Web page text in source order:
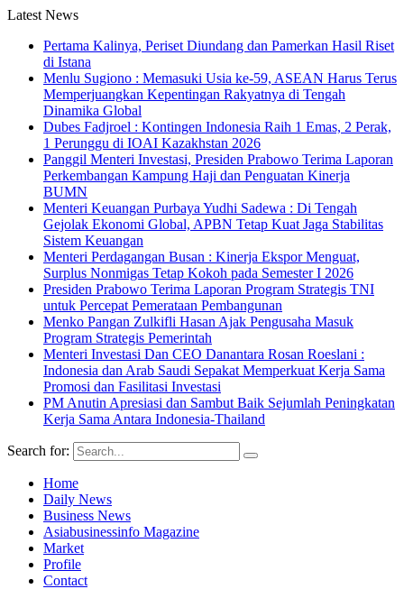
Latest News
Pertama Kalinya, Periset Diundang dan Pamerkan Hasil Riset
di Istana
Menlu Sugiono : Memasuki Usia ke-59, ASEAN Harus Terus
Memperjuangkan Kepentingan Rakyatnya di Tengah
Dinamika Global
Dubes Fadjroel : Kontingen Indonesia Raih 1 Emas, 2 Perak,
1 Perunggu di IOAI Kazakhstan 2026
Panggil Menteri Investasi, Presiden Prabowo Terima Laporan
Perkembangan Kampung Haji dan Penguatan Kinerja
BUMN
Menteri Keuangan Purbaya Yudhi Sadewa : Di Tengah
Gejolak Ekonomi Global, APBN Tetap Kuat Jaga Stabilitas
Sistem Keuangan
Menteri Perdagangan Busan : Kinerja Ekspor Menguat,
Surplus Nonmigas Tetap Kokoh pada Semester I 2026
Presiden Prabowo Terima Laporan Program Strategis TNI
untuk Percepat Pemerataan Pembangunan
Menko Pangan Zulkifli Hasan Ajak Pengusaha Masuk
Program Strategis Pemerintah
Menteri Investasi Dan CEO Danantara Rosan Roeslani :
Indonesia dan Arab Saudi Sepakat Memperkuat Kerja Sama
Promosi dan Fasilitasi Investasi
PM Anutin Apresiasi dan Sambut Baik Sejumlah Peningkatan
Kerja Sama Antara Indonesia-Thailand
Search for:
Home
Daily News
Business News
Asiabusinessinfo Magazine
Market
Profile
Contact